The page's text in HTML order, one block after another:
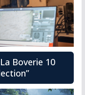
Boverie 10